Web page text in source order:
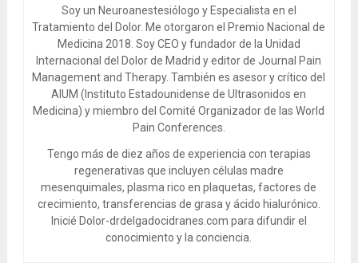
Soy un Neuroanestesiólogo y Especialista en el
Tratamiento del Dolor. Me otorgaron el Premio Nacional de
Medicina 2018. Soy CEO y fundador de la Unidad
Internacional del Dolor de Madrid y editor de Journal Pain
Management and Therapy. También es asesor y crítico del
AIUM (Instituto Estadounidense de Ultrasonidos en
Medicina) y miembro del Comité Organizador de las World
Pain Conferences.
Tengo más de diez años de experiencia con terapias
regenerativas que incluyen células madre
mesenquimales, plasma rico en plaquetas, factores de
crecimiento, transferencias de grasa y ácido hialurónico.
Inicié Dolor-drdelgadocidranes.com para difundir el
conocimiento y la conciencia.